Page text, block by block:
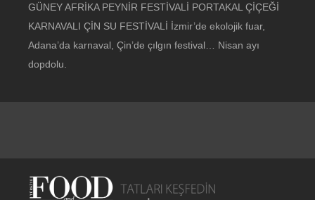
GÜNEY AFRİKA PEYNİR FESTİVALİ PORTAKAL ÇİÇEĞİ
KARNAVALI ÇİN SU FESTİVALİ İzmir’de ekolojik fuar,
Adana’da karnaval, Çin’de çılgın festival… Nisan ayı
dopdolu.